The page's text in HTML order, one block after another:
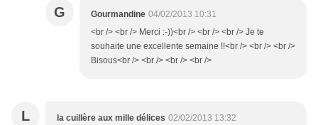
G Gourmandine 04/02/2013 10:31
<br /> <br /> Merci :-))<br /> <br /> <br /> Je te
souhaite une excellente semaine !!<br /> <br /> <br />
Bisous<br /> <br /> <br /> <br />
L la cuillère aux mille délices 02/02/2013 13:32